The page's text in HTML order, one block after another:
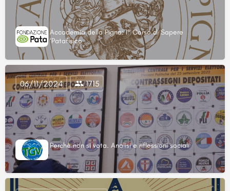
Accademia della Pigna: I° Corso di Sapere
‘Patafisico
Perchè non si vota. Analisi e riflessioni sociali
06/11/2024 1715